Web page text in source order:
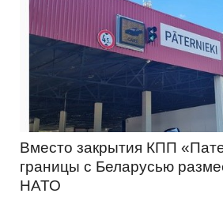
Вместо закрытия КПП
границы с Беларусью
НАТО